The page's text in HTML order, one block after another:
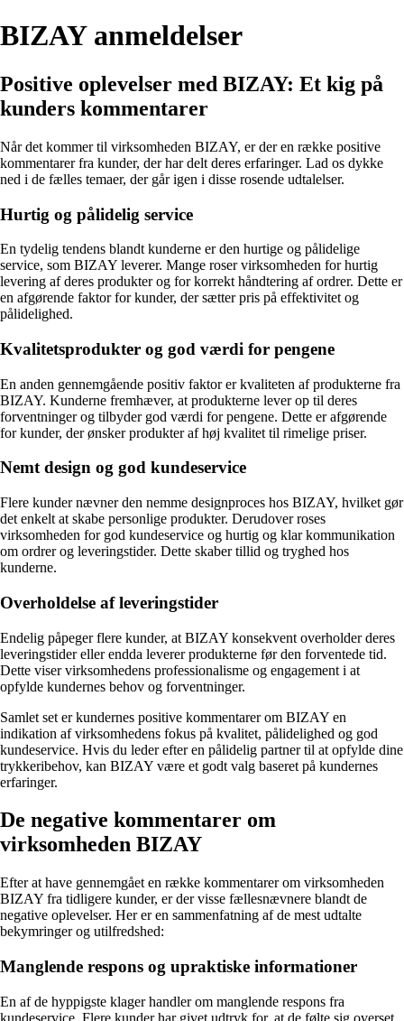
BIZAY anmeldelser
Positive oplevelser med BIZAY: Et kig på
kunders kommentarer
Når det kommer til virksomheden BIZAY, er der en række positive
kommentarer fra kunder, der har delt deres erfaringer. Lad os dykke
ned i de fælles temaer, der går igen i disse rosende udtalelser.
Hurtig og pålidelig service
En tydelig tendens blandt kunderne er den hurtige og pålidelige
service, som BIZAY leverer. Mange roser virksomheden for hurtig
levering af deres produkter og for korrekt håndtering af ordrer. Dette er
en afgørende faktor for kunder, der sætter pris på effektivitet og
pålidelighed.
Kvalitetsprodukter og god værdi for pengene
En anden gennemgående positiv faktor er kvaliteten af produkterne fra
BIZAY. Kunderne fremhæver, at produkterne lever op til deres
forventninger og tilbyder god værdi for pengene. Dette er afgørende
for kunder, der ønsker produkter af høj kvalitet til rimelige priser.
Nemt design og god kundeservice
Flere kunder nævner den nemme designproces hos BIZAY, hvilket gør
det enkelt at skabe personlige produkter. Derudover roses
virksomheden for god kundeservice og hurtig og klar kommunikation
om ordrer og leveringstider. Dette skaber tillid og tryghed hos
kunderne.
Overholdelse af leveringstider
Endelig påpeger flere kunder, at BIZAY konsekvent overholder deres
leveringstider eller endda leverer produkterne før den forventede tid.
Dette viser virksomhedens professionalisme og engagement i at
opfylde kundernes behov og forventninger.
Samlet set er kundernes positive kommentarer om BIZAY en
indikation af virksomhedens fokus på kvalitet, pålidelighed og god
kundeservice. Hvis du leder efter en pålidelig partner til at opfylde dine
trykkeribehov, kan BIZAY være et godt valg baseret på kundernes
erfaringer.
De negative kommentarer om
virksomheden BIZAY
Efter at have gennemgået en række kommentarer om virksomheden
BIZAY fra tidligere kunder, er der visse fællesnævnere blandt de
negative oplevelser. Her er en sammenfatning af de mest udtalte
bekymringer og utilfredshed:
Manglende respons og upraktiske informationer
En af de hyppigste klager handler om manglende respons fra
kundeservice. Flere kunder har givet udtryk for, at de følte sig overset